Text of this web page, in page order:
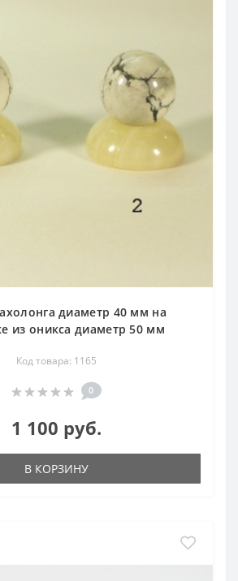
диаметр 40 мм на
из оникса диаметр 50 мм
Код товара: 1165
0
1 100 руб.
В КОРЗИНУ